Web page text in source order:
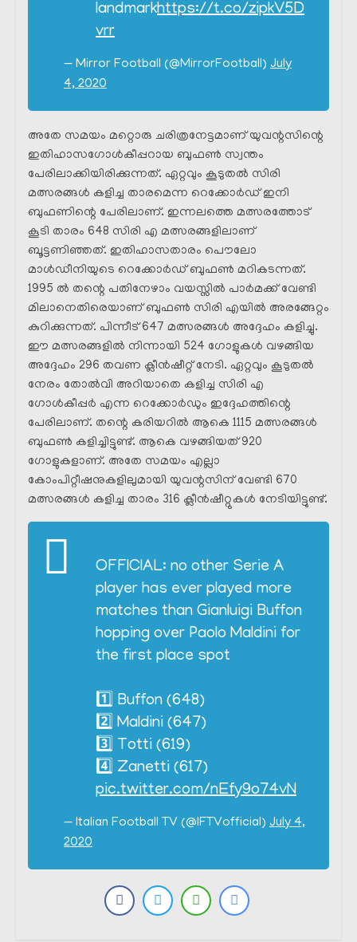
landmarkhttps://t.co/zipkV5D
vrr
— Mirror Football (@MirrorFootball) July
4, 2020
അതേ സമയം മറ്റൊരു ചരിത്രനേട്ടമാണ് യുവന്റസിന്റെ
ഇതിഹാസഗോൾകീപ്പറായ ബുഫൺ സ്വന്തം
പേരിലാക്കിയിരിക്കുന്നത്. ഏറ്റവും കൂടുതൽ സിരി
മത്സരങ്ങൾ കളിച്ച താരമെന്ന റെക്കോർഡ് ഇനി
ബുഫണിന്റെ പേരിലാണ്. ഇന്നലത്തെ മത്സരത്തോട്
കൂടി താരം 648 സിരി എ മത്സരങ്ങളിലാണ്
ബൂട്ടണിഞ്ഞത്. ഇതിഹാസതാരം പൌലോ
മാൾഡീനിയുടെ റെക്കോർഡ് ബുഫൺ മറികടന്നത്.
1995 ൽ തന്റെ പതിനേഴാം വയസ്സിൽ പാർമക്ക് വേണ്ടി
മിലാനെതിരെയാണ് ബുഫൺ സിരി എയിൽ അരങ്ങേറ്റം
കുറിക്കുന്നത്. പിന്നീട് 647 മത്സരങ്ങൾ അദ്ദേഹം കളിച്ചു.
ഈ മത്സരങ്ങളിൽ നിന്നായി 524 ഗോളുകൾ വഴങ്ങിയ
അദ്ദേഹം 296 തവണ ക്ലീൻഷീറ്റ് നേടി. ഏറ്റവും കൂടുതൽ
നേരം തോൽവി അറിയാതെ കളിച്ച സിരി എ
ഗോൾകീപ്പർ എന്ന റെക്കോർഡും ഇദ്ദേഹത്തിന്റെ
പേരിലാണ്. തന്റെ കരിയറിൽ ആകെ 1115 മത്സരങ്ങൾ
ബുഫൺ കളിച്ചിട്ടുണ്ട്. ആകെ വഴങ്ങിയത് 920
ഗോളുകളാണ്. അതേ സമയം എല്ലാ
കോംപിറ്റീഷനുകളിലുമായി യുവന്റസിന് വേണ്ടി 670
മത്സരങ്ങൾ കളിച്ച താരം 316 ക്ലീൻഷീറ്റുകൾ നേടിയിട്ടുണ്ട്.
OFFICIAL: no other Serie A
player has ever played more
matches than Gianluigi Buffon
hopping over Paolo Maldini for
the first place spot
1️⃣ Buffon (648)
2️⃣ Maldini (647)
3️⃣ Totti (619)
4️⃣ Zanetti (617)
pic.twitter.com/nEfy9o74vN
— Italian Football TV (@IFTVofficial) July 4,
2020